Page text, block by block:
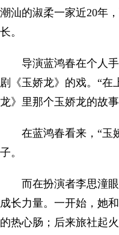
潮汕的淑柔一家近20年
长。
导演蓝鸿春在个人
剧《玉娇龙》的戏。“在
龙》里那个玉娇龙的故
在蓝鸿春看来，“玉
子。
而在扮演者李思潼
成长力量。一开始，她
的热心肠；后来旅社起